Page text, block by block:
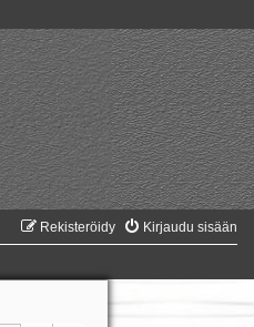
Kirjaudu sisään
Rekisteröidy